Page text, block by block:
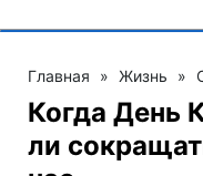
Главная » Жизнь »
Когда День
ли